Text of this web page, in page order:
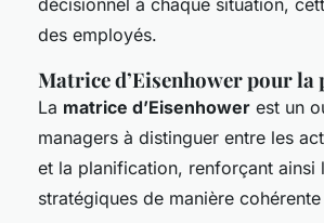
décisionnel à chaque situation,
des employés.
Matrice d’Eisenhower pour
La matrice d’Eisenhower est un
managers à distinguer entre les
et la planification, renforçant ainsi
stratégiques de manière